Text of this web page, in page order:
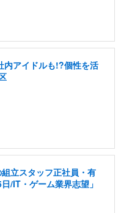
内アイドルも!?個性を活
立スタッフ正社員・有
/IT・ゲーム業界志望」